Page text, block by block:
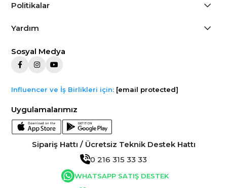
Politikalar
Yardım
Sosyal Medya
Influencer ve İş Birlikleri için: [email protected]
Uygulamalarımız
Sipariş Hattı / Ücretsiz Teknik Destek Hattı
0 216 315 33 33
WHATSAPP SATIŞ DESTEK